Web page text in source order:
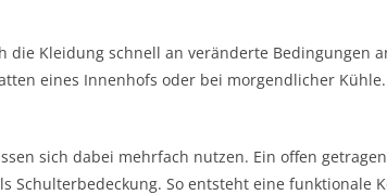
die Kleidung schnell an veränderte Bedingungen
eines Innenhofs oder bei morgendlicher
sich dabei mehrfach nutzen. Ein offen
Schulterbedeckung. So entsteht eine funktionale